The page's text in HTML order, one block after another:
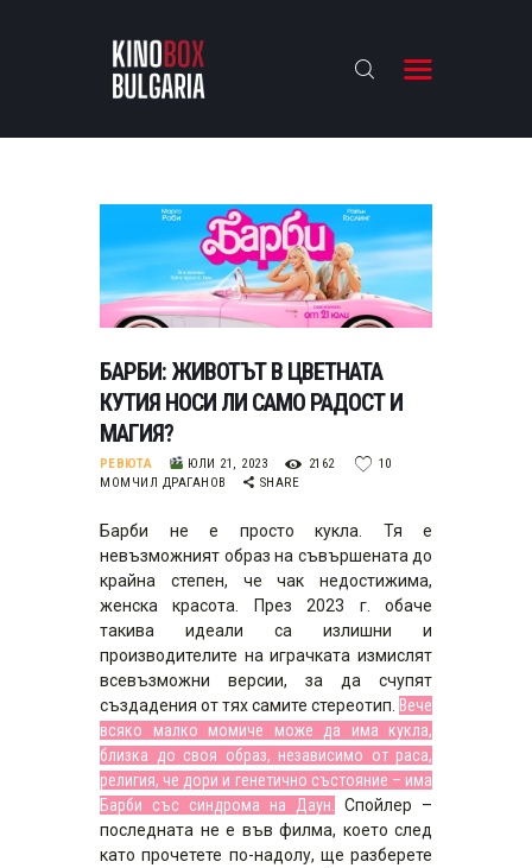
KINOBOX BULGARIA
АНАЛИЗИ
БАХТИ НАГРАДИТЕ
ИНТЕРВЮТА
ЗА НАС
БАРБИ: ЖИВОТЪТ В ЦВЕТНАТА
КУТИЯ НОСИ ЛИ САМО РАДОСТ И
МАГИЯ?
РЕВЮТА ЮЛИ 21, 2023 2162
10
МОМЧИЛ ДРАГАНОВ
SHARE
Барби не е просто кукла. Тя е
невъзможният образ на съвършената до
крайна степен, че чак недостижима,
женска красота. През 2023 г. обаче
такива идеали са излишни и
производителите на играчката измислят
всевъзможни версии, за да счупят
създадения от тях самите стереотип. Вече
всяко малко момиче може да има кукла,
близка до своя образ, независимо от раса,
религия, че дори и генетично състояние – има
Барби със синдрома на Даун.
Спойлер –
последната не е във филма, което след
като прочетете по-надолу, ще разберете